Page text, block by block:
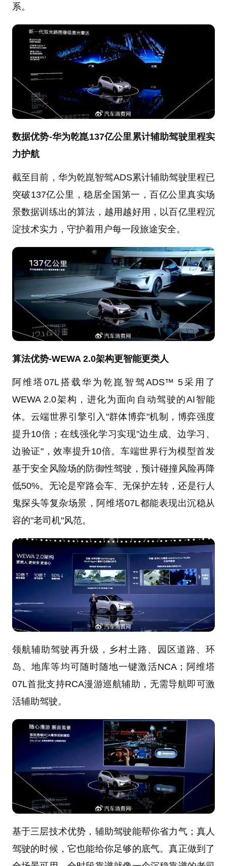
系。
数据优势-华为乾崑137亿公里累计辅助驾驶里程实
力护航
截至目前，华为乾崑智驾ADS累计辅助驾驶里程已
突破137亿公里，稳居全国第一，百亿公里真实场
景数据训练出的算法，越用越好用，以百亿里程沉
淀技术实力，守护着用户每一段旅途安全。
算法优势-WEWA 2.0架构更智能更类人
阿维塔07L搭载华为乾崑智驾ADS™ 5采用了
WEWA 2.0架构，进化为面向自动驾驶的AI智能
体。云端世界引擎引入"群体博弈"机制，博弈强度
提升10倍；在线强化学习实现"边生成、边学习、
边验证"，效率提升10倍。车端世界行为模型首发
基于安全风险场的防御性驾驶，预计碰撞风险再降
低50%。无论是窄路会车、无保护左转，还是行人
鬼探头等复杂场景，阿维塔07L都能表现出沉稳从
容的"老司机"风范。
领航辅助驾驶再升级，乡村土路、园区道路、环
岛、地库等均可随时随地一键激活NCA；阿维塔
07L首批支持RCA漫游巡航辅助，无需导航即可激
活辅助驾驶。
基于三层技术优势，辅助驾驶能帮你省力气；真人
驾驶的时候，它也能给你足够的底气。真正做到了